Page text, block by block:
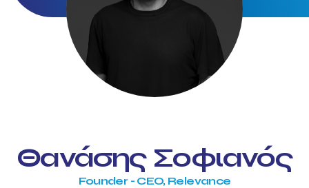
Θανάσης Σοφιανός
Founder - CEO, Relevance